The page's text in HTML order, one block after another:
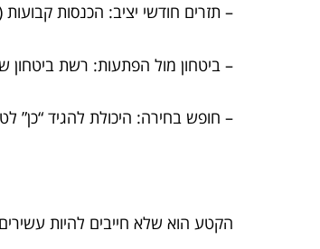
– תזרים חודשי יציב: הכנסות
– ביטחון מול הפתעות: רשת
– חופש בחירה: היכולת להגיד “כן”
הקטע הוא שלא חייבים להיות